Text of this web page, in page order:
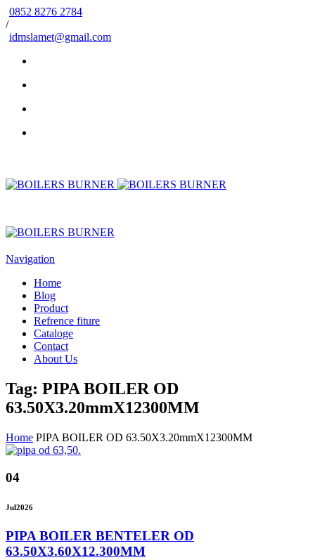
0852 8276 2784
/
idmslamet@gmail.com
Navigation
Home
Blog
Product
Refrence fiture
Cataloge
Contact
About Us
Tag: PIPA BOILER OD
63.50X3.20mmX12300MM
Home PIPA BOILER OD 63.50X3.20mmX12300MM
04
Jul2026
PIPA BOILER BENTELER OD
63.50X3.60X12.300MM